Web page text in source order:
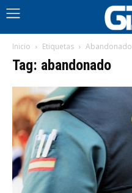
Inicio Etiquetas Abandonado
Tag: abandonado